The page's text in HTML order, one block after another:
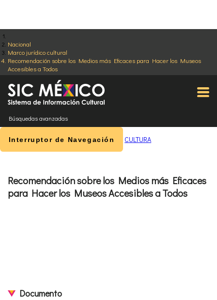
Nacional
Marco jurídico cultural
Recomendación sobre los Medios más Eficaces para Hacer los Museos
Accesibles a Todos
Búsquedas avanzadas
Interruptor de Navegación CULTURA
Recomendación sobre los Medios más Eficaces
para Hacer los Museos Accesibles a Todos
Documento